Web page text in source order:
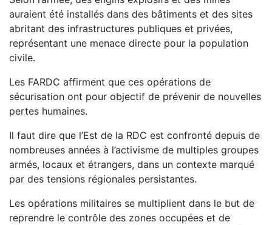
auraient été installés dans des bâtiments et des sites
abritant des infrastructures publiques et privées,
représentant une menace directe pour la population
civile.
Les FARDC affirment que ces opérations de
sécurisation ont pour objectif de prévenir de nouvelles
pertes humaines.
Il faut dire que l’Est de la RDC est confronté depuis de
nombreuses années à l’activisme de multiples groupes
armés, locaux et étrangers, dans un contexte marqué
par des tensions régionales persistantes.
Les opérations militaires se multiplient dans le but de
reprendre le contrôle des zones occupées et de